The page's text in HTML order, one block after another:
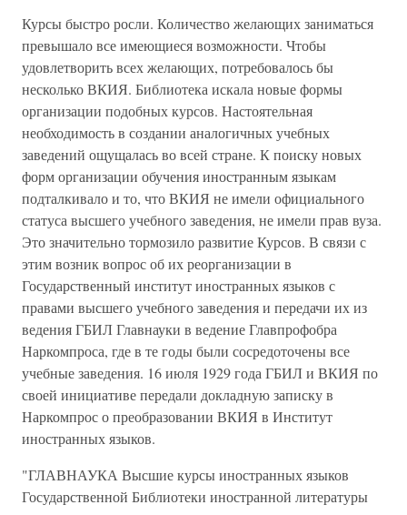
Курсы быстро росли. Количество желающих заниматься
превышало все имеющиеся возможности. Чтобы
удовлетворить всех желающих, потребовалось бы
несколько ВКИЯ. Библиотека искала новые формы
организации подобных курсов. Настоятельная
необходимость в создании аналогичных учебных
заведений ощущалась во всей стране. К поиску новых
форм организации обучения иностранным языкам
подталкивало и то, что ВКИЯ не имели официального
статуса высшего учебного заведения, не имели прав вуза.
Это значительно тормозило развитие Курсов. В связи с
этим возник вопрос об их реорганизации в
Государственный институт иностранных языков с
правами высшего учебного заведения и передачи их из
ведения ГБИЛ Главнауки в ведение Главпрофобра
Наркомпроса, где в те годы были сосредоточены все
учебные заведения. 16 июля 1929 года ГБИЛ и ВКИЯ по
своей инициативе передали докладную записку в
Наркомпрос о преобразовании ВКИЯ в Институт
иностранных языков.
"ГЛАВНАУКА Высшие курсы иностранных языков
Государственной Библиотеки иностранной литературы